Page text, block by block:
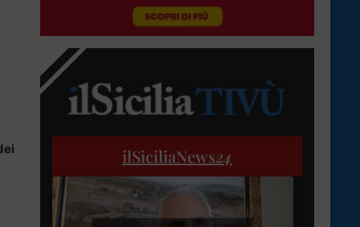
ilSiciliaNews24